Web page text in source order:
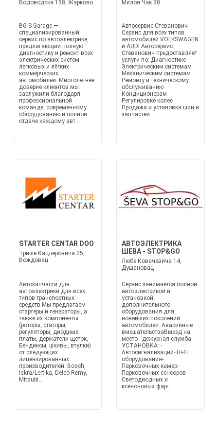
Водоводска 158, Жарково
BG S Garage —
специализированный
сервис по автоэлектрике,
предлагающий полную
диагностику и ремонт всех
электрических систем
легковых и лёгких
коммерческих
автомобилей. Многолетнее
доверие клиентов мы
заслужили благодаря
профессиональной
команде, современному
оборудованию и полной
отдаче каждому авт...
Милоя Чак 30
Автосервис Стеванович
Сервис для всех типов
автомобилей VOLKSWAGEN
и AUDI Автосервис
Стеванович предоставляет
услуги по: Диагностике
Электрическим системам
Механическим системам
Ремонту и техническому
обслуживанию
Кондиционерам
Регулировке колес
Продажа и установка шин и
запчастей
STARTER CENTAR DOO
Трише Кацлеровича 25,
Вождовац
Автозапчасти для
автоэлектрики для всех
типов транспортных
средств Мы предлагаем
стартеры и генераторы, а
также их компоненты
(роторы, статоры,
регуляторы, диодные
платы, держатели щеток,
Бендиксы, шкивы, втулки)
от следующих
лицензированных
производителей: Bosch,
Iskra/Lertika, Delco Remy,
Mitsubi...
АВТОЭЛЕКТРИКА
ШЕВА - STOP&GO
Любе Ковачевича 14,
Душановац
Сервис занимается полной
автоэлектрикой и
установкой
дополнительного
оборудования для
новейших поколений
автомобилей. Аварийные
вмешательстваВыезд на
место - дежурная служба.
УСТАНОВКА: -
Автосигнализаций- Hi-Fi
оборудования-
Парковочных камер-
Парковочных сенсоров-
Светодиодных и
ксеноновых фар-...